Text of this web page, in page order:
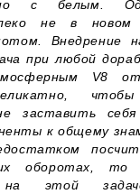
с белым.
не в новом
Внедрение
при любой
V8
заставить
к общему
оборотах, то
на этой